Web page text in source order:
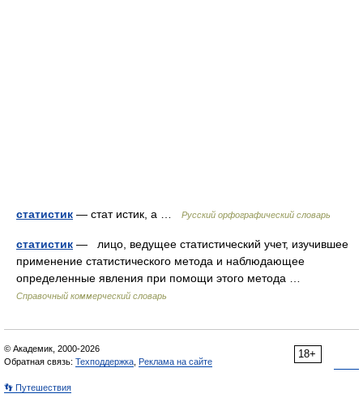
статистик — стат истик, а … Русский орфографический словарь
статистик — лицо, ведущее статистический учет, изучившее
применение статистического метода и наблюдающее
определенные явления при помощи этого метода …
Справочный коммерческий словарь
18+
© Академик, 2000-2026
Обратная связь: Техподдержка Реклама на сайте
👣 Путешествия